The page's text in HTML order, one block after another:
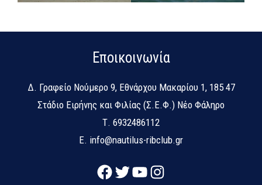
Εποικοινωνία
Δ. Γραφείο Νούμερο 9, Εθνάρχου Μακαρίου 1, 185 47
Στάδιο Ειρήνης και Φιλίας (Σ.Ε.Φ.) Νέο Φάληρο
Τ. 6932486112
E. info@nautilus-ribclub.gr
Facebook
Twitter
YouTubeInstagram